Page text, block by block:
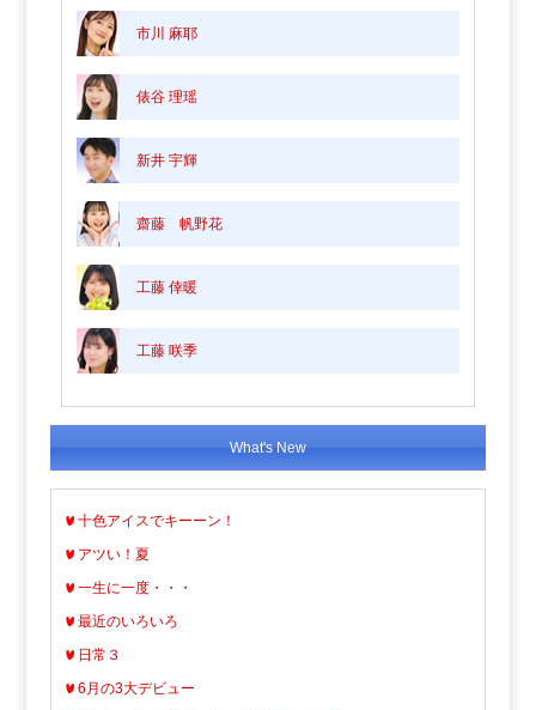
市川 麻耶
俵谷 理瑶
新井 宇輝
齋藤 帆野花
工藤 倖暖
工藤 咲季
What's New
十色アイスでキーーン！
アツい！夏
一生に一度・・・
最近のいろいろ
日常３
6月の3大デビュー